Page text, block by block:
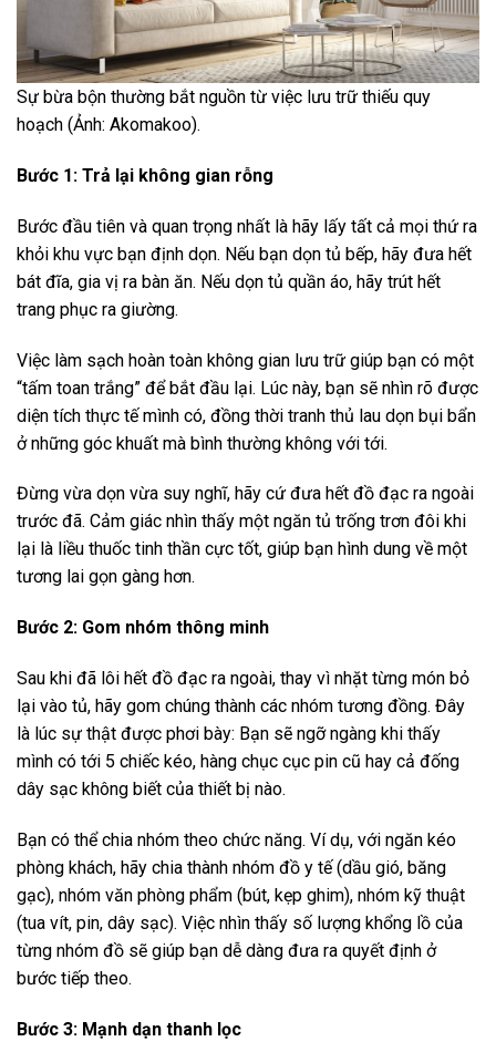
Sự bừa bộn thường bắt nguồn từ việc lưu trữ thiếu quy
hoạch (Ảnh: Akomakoo).
Bước 1: Trả lại không gian rỗng
Bước đầu tiên và quan trọng nhất là hãy lấy tất cả mọi thứ ra
khỏi khu vực bạn định dọn. Nếu bạn dọn tủ bếp, hãy đưa hết
bát đĩa, gia vị ra bàn ăn. Nếu dọn tủ quần áo, hãy trút hết
trang phục ra giường.
Việc làm sạch hoàn toàn không gian lưu trữ giúp bạn có một
“tấm toan trắng” để bắt đầu lại. Lúc này, bạn sẽ nhìn rõ được
diện tích thực tế mình có, đồng thời tranh thủ lau dọn bụi bẩn
ở những góc khuất mà bình thường không với tới.
Đừng vừa dọn vừa suy nghĩ, hãy cứ đưa hết đồ đạc ra ngoài
trước đã. Cảm giác nhìn thấy một ngăn tủ trống trơn đôi khi
lại là liều thuốc tinh thần cực tốt, giúp bạn hình dung về một
tương lai gọn gàng hơn.
Bước 2: Gom nhóm thông minh
Sau khi đã lôi hết đồ đạc ra ngoài, thay vì nhặt từng món bỏ
lại vào tủ, hãy gom chúng thành các nhóm tương đồng. Đây
là lúc sự thật được phơi bày: Bạn sẽ ngỡ ngàng khi thấy
mình có tới 5 chiếc kéo, hàng chục cục pin cũ hay cả đống
dây sạc không biết của thiết bị nào.
Bạn có thể chia nhóm theo chức năng. Ví dụ, với ngăn kéo
phòng khách, hãy chia thành nhóm đồ y tế (dầu gió, băng
gạc), nhóm văn phòng phẩm (bút, kẹp ghim), nhóm kỹ thuật
(tua vít, pin, dây sạc). Việc nhìn thấy số lượng khổng lồ của
từng nhóm đồ sẽ giúp bạn dễ dàng đưa ra quyết định ở
bước tiếp theo.
Bước 3: Mạnh dạn thanh lọc